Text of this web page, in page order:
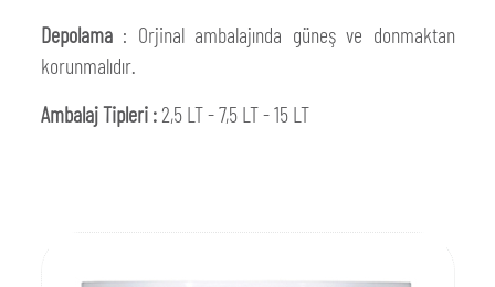
Depolama : Orjinal ambalajında güneş ve donmaktan
korunmalıdır.
Ambalaj Tipleri :2,5 LT - 7,5 LT - 15 LT